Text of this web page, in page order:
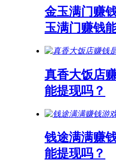
金玉满门赚
玉满门赚钱
真香大饭店
能提现吗？
钱途满满赚
能提现吗？